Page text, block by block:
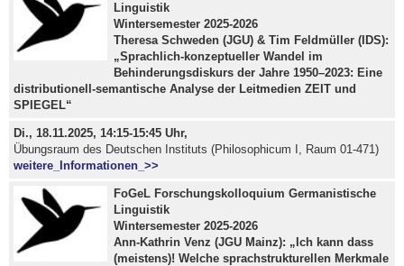
Linguistik
Wintersemester 2025-2026
Theresa Schweden (JGU) & Tim Feldmüller (IDS):
„Sprachlich-konzeptueller Wandel im
Behinderungsdiskurs der Jahre 1950–2023: Eine
distributionell-semantische Analyse der Leitmedien ZEIT und
SPIEGEL“
Di., 18.11.2025, 14:15-15:45 Uhr,
Übungsraum des Deutschen Instituts (Philosophicum I, Raum 01-471)
weitere_Informationen_>>
FoGeL Forschungskolloquium Germanistische
Linguistik
Wintersemester 2025-2026
Ann-Kathrin Venz (JGU Mainz): „Ich kann dass
(meistens)! Welche sprachstrukturellen Merkmale